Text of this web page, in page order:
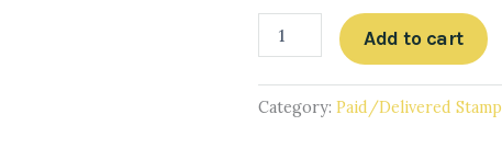
Add to cart
Category:Paid/Delivered Stamp